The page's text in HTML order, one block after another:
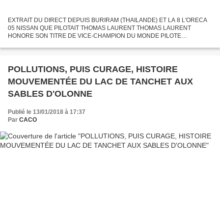
EXTRAIT DU DIRECT DEPUIS BURIRAM (THAILANDE) ET LA 8 L'ORECA
05 NISSAN QUE PILOTAIT THOMAS LAURENT THOMAS LAURENT
HONORE SON TITRE DE VICE-CHAMPION DU MONDE PILOTE
DES 6 HEURES DE BURIRAM (THAÏLANDE)...
POLLUTIONS, PUIS CURAGE, HISTOIRE
MOUVEMENTÉE DU LAC DE TANCHET AUX
SABLES D'OLONNE
Publié le 13/01/2018 à 17:37
Par CACO